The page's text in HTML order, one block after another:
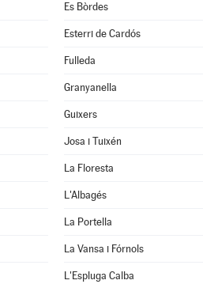
Es Bòrdes
Esterri de Cardós
Fulleda
Granyanella
Guixers
Josa i Tuixén
La Floresta
L'Albagés
La Portella
La Vansa i Fórnols
L'Espluga Calba